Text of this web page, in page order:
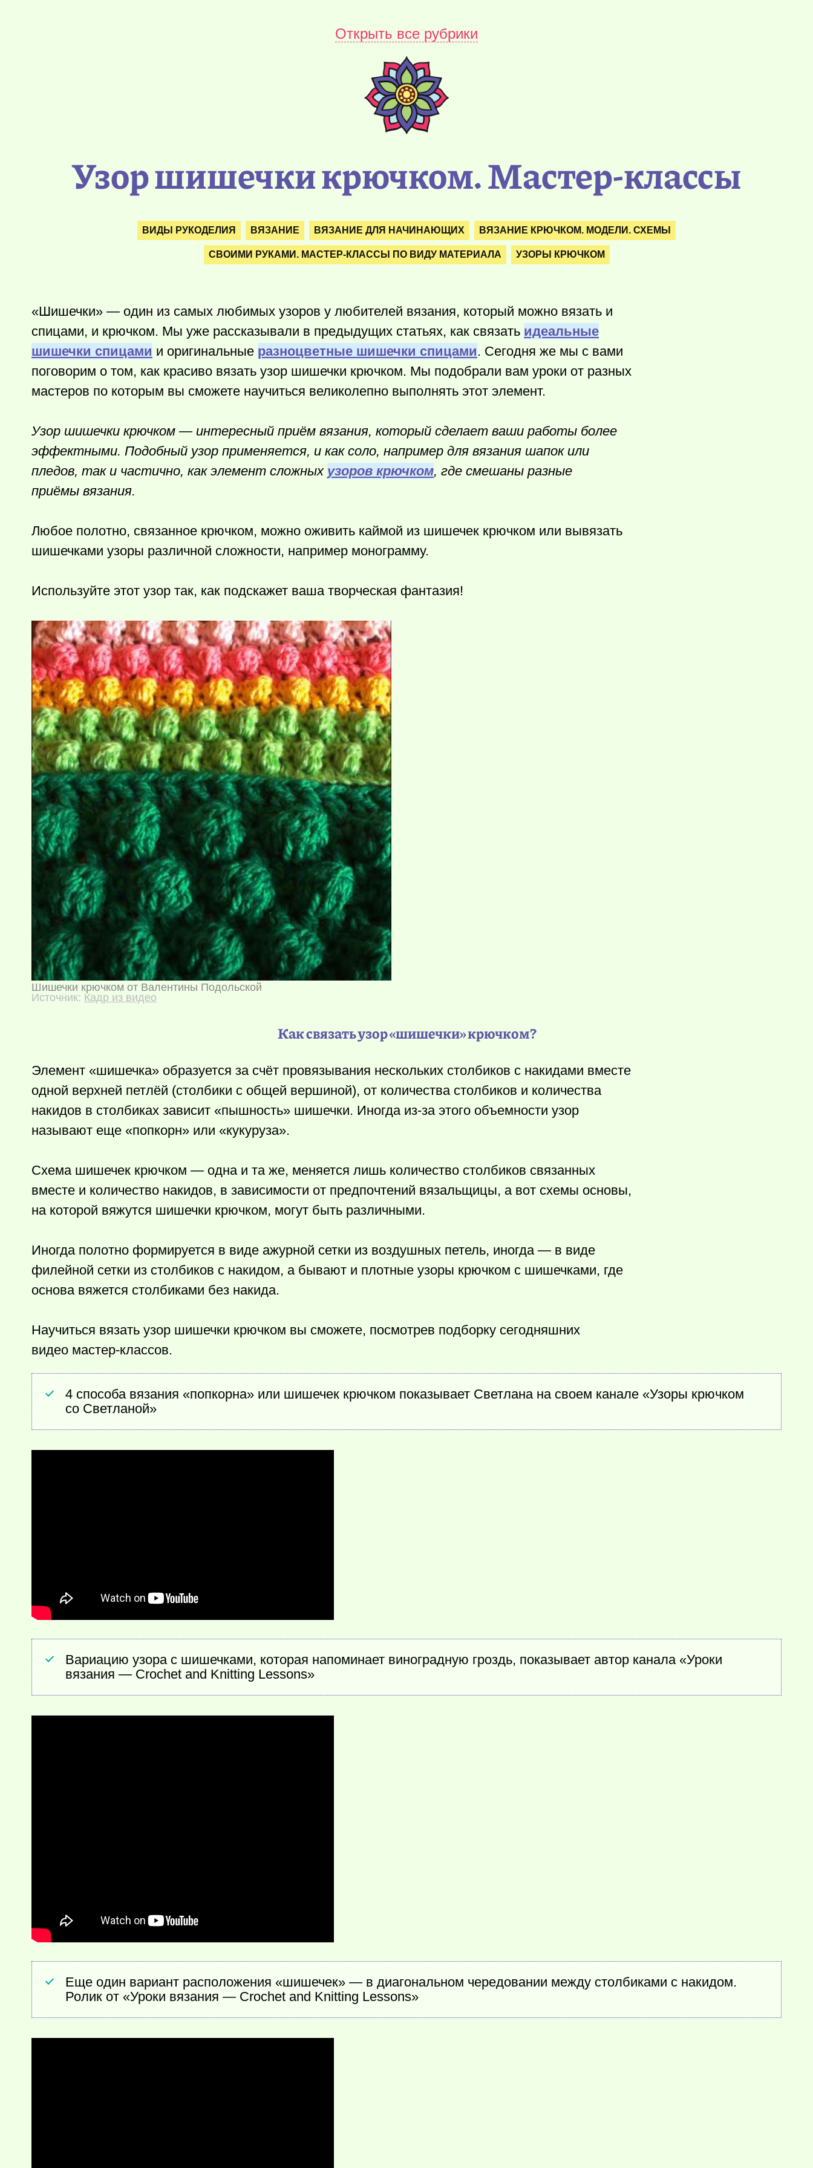
Открыть все рубрики
Узор шишечки крючком. Мастер-классы
ВИДЫ РУКОДЕЛИЯ ВЯЗАНИЕ ВЯЗАНИЕ ДЛЯ НАЧИНАЮЩИХ ВЯЗАНИЕ КРЮЧКОМ. МОДЕЛИ. СХЕМЫ
СВОИМИ РУКАМИ. МАСТЕР-КЛАССЫ ПО ВИДУ МАТЕРИАЛА УЗОРЫ КРЮЧКОМ
«Шишечки» — один из самых любимых узоров у любителей вязания, который можно вязать и
спицами, и крючком. Мы уже рассказывали в предыдущих статьях, как связать идеальные
шишечки спицами и оригинальные разноцветные шишечки спицами. Сегодня же мы с вами
поговорим о том, как красиво вязать узор шишечки крючком. Мы подобрали вам уроки от разных
мастеров по которым вы сможете научиться великолепно выполнять этот элемент.
Узор шишечки крючком — интересный приём вязания, который сделает ваши работы более
эффектными. Подобный узор применяется, и как соло, например для вязания шапок или
пледов, так и частично, как элемент сложных узоров крючком, где смешаны разные
приёмы вязания.
Любое полотно, связанное крючком, можно оживить каймой из шишечек крючком или вывязать
шишечками узоры различной сложности, например монограмму.
Используйте этот узор так, как подскажет ваша творческая фантазия!
Шишечки крючком от Валентины Подольской
Источник: Кадр из видео
Как связать узор «шишечки» крючком?
Элемент «шишечка» образуется за счёт провязывания нескольких столбиков с накидами вместе
одной верхней петлёй (столбики с общей вершиной), от количества столбиков и количества
накидов в столбиках зависит «пышность» шишечки. Иногда из-за этого объемности узор
называют еще «попкорн» или «кукуруза».
Схема шишечек крючком — одна и та же, меняется лишь количество столбиков связанных
вместе и количество накидов, в зависимости от предпочтений вязальщицы, а вот схемы основы,
на которой вяжутся шишечки крючком, могут быть различными.
Иногда полотно формируется в виде ажурной сетки из воздушных петель, иногда — в виде
филейной сетки из столбиков с накидом, а бывают и плотные узоры крючком с шишечками, где
основа вяжется столбиками без накида.
Научиться вязать узор шишечки крючком вы сможете, посмотрев подборку сегодняшних
видео мастер-классов.
4 способа вязания «попкорна» или шишечек крючком показывает Светлана на своем канале «Узоры крючком
со Светланой»
Вариацию узора с шишечками, которая напоминает виноградную гроздь, показывает автор канала «Уроки
вязания — Crochet and Knitting Lessons»
Еще один вариант расположения «шишечек» — в диагональном чередовании между столбиками с накидом.
Ролик от «Уроки вязания — Crochet and Knitting Lessons»